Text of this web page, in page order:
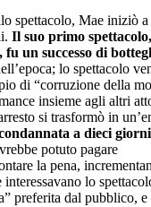
spettacolo, Mae iniziò
Il suo primo
un successo di
lo spettacolo
di “corruzione della
insieme agli altri
si trasformò in
a dieci
potuto pagare
la pena,
lo
preferita dal pubblico, e